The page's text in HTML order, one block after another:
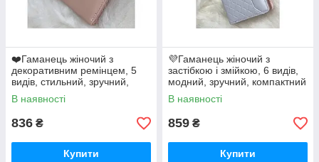
❤️Гаманець жіночий з
декоративним ремінцем, 5
видів, стильний, зручний,
компактний
В наявності
836 ₴
Купити
💜Гаманець жіночий з
застібкою і змійкою, 6 видів,
модний, зручний, компактний
В наявності
859 ₴
Купити